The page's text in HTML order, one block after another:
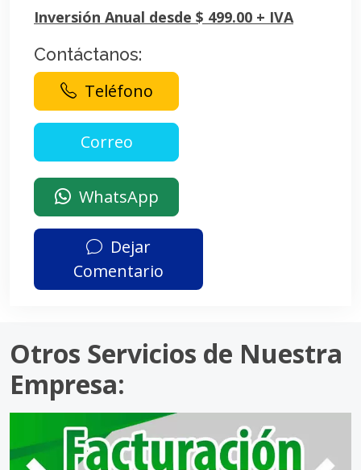
Inversión Anual desde $ 499.00 + IVA
Contáctanos:
Teléfono
WhatsApp
Dejar
Comentario
Otros Servicios de Nuestra
Empresa: